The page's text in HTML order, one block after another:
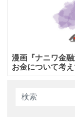
漫画『ナニワ金
お金について考